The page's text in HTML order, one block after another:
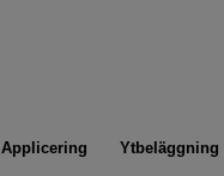
Applicering Ytbeläggning